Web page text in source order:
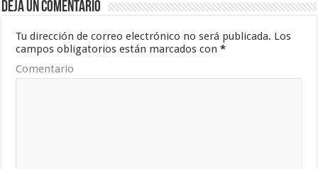
Deja un comentario
Tu dirección de correo electrónico no será publicada. Los
campos obligatorios están marcados con*
Comentario